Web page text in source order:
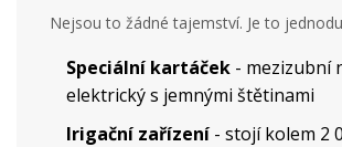
Nejsou to žádné tajemství. Je to
Speciální kartáček - mezizubní
elektrický s jemnými štětinami
Irigační zařízení - stojí kolem 2